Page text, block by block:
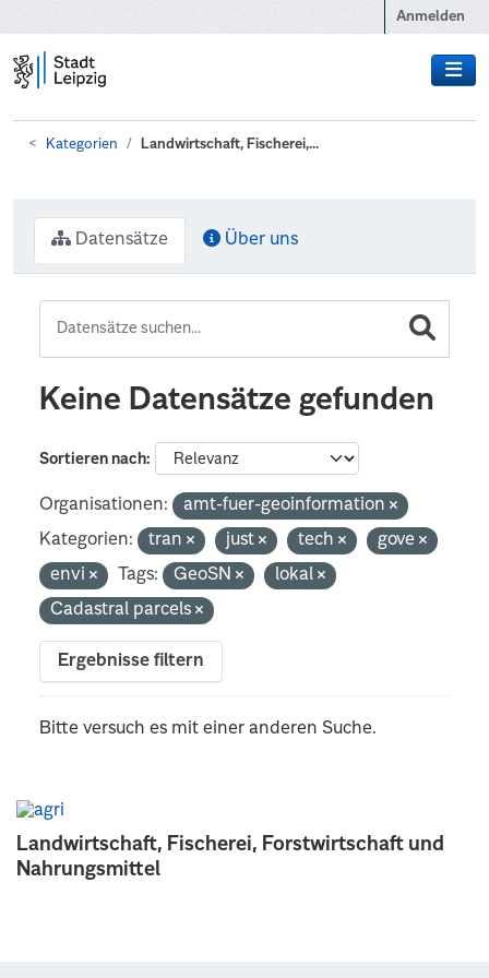
Anmelden
Kategorien Landwirtschaft, Fischerei,...
Landwirtschaft, Fischerei, Forstwirtschaft und
Nahrungsmittel
Datensätze Über uns
Keine Datensätze gefunden
Sortieren nach
Organisationen:
amt-fuer-geoinformation
Kategorien:
tran just tech
gove
envi
Tags: GeoSN
lokal
Cadastral parcels
Ergebnisse filtern
Bitte versuch es mit einer anderen Suche.